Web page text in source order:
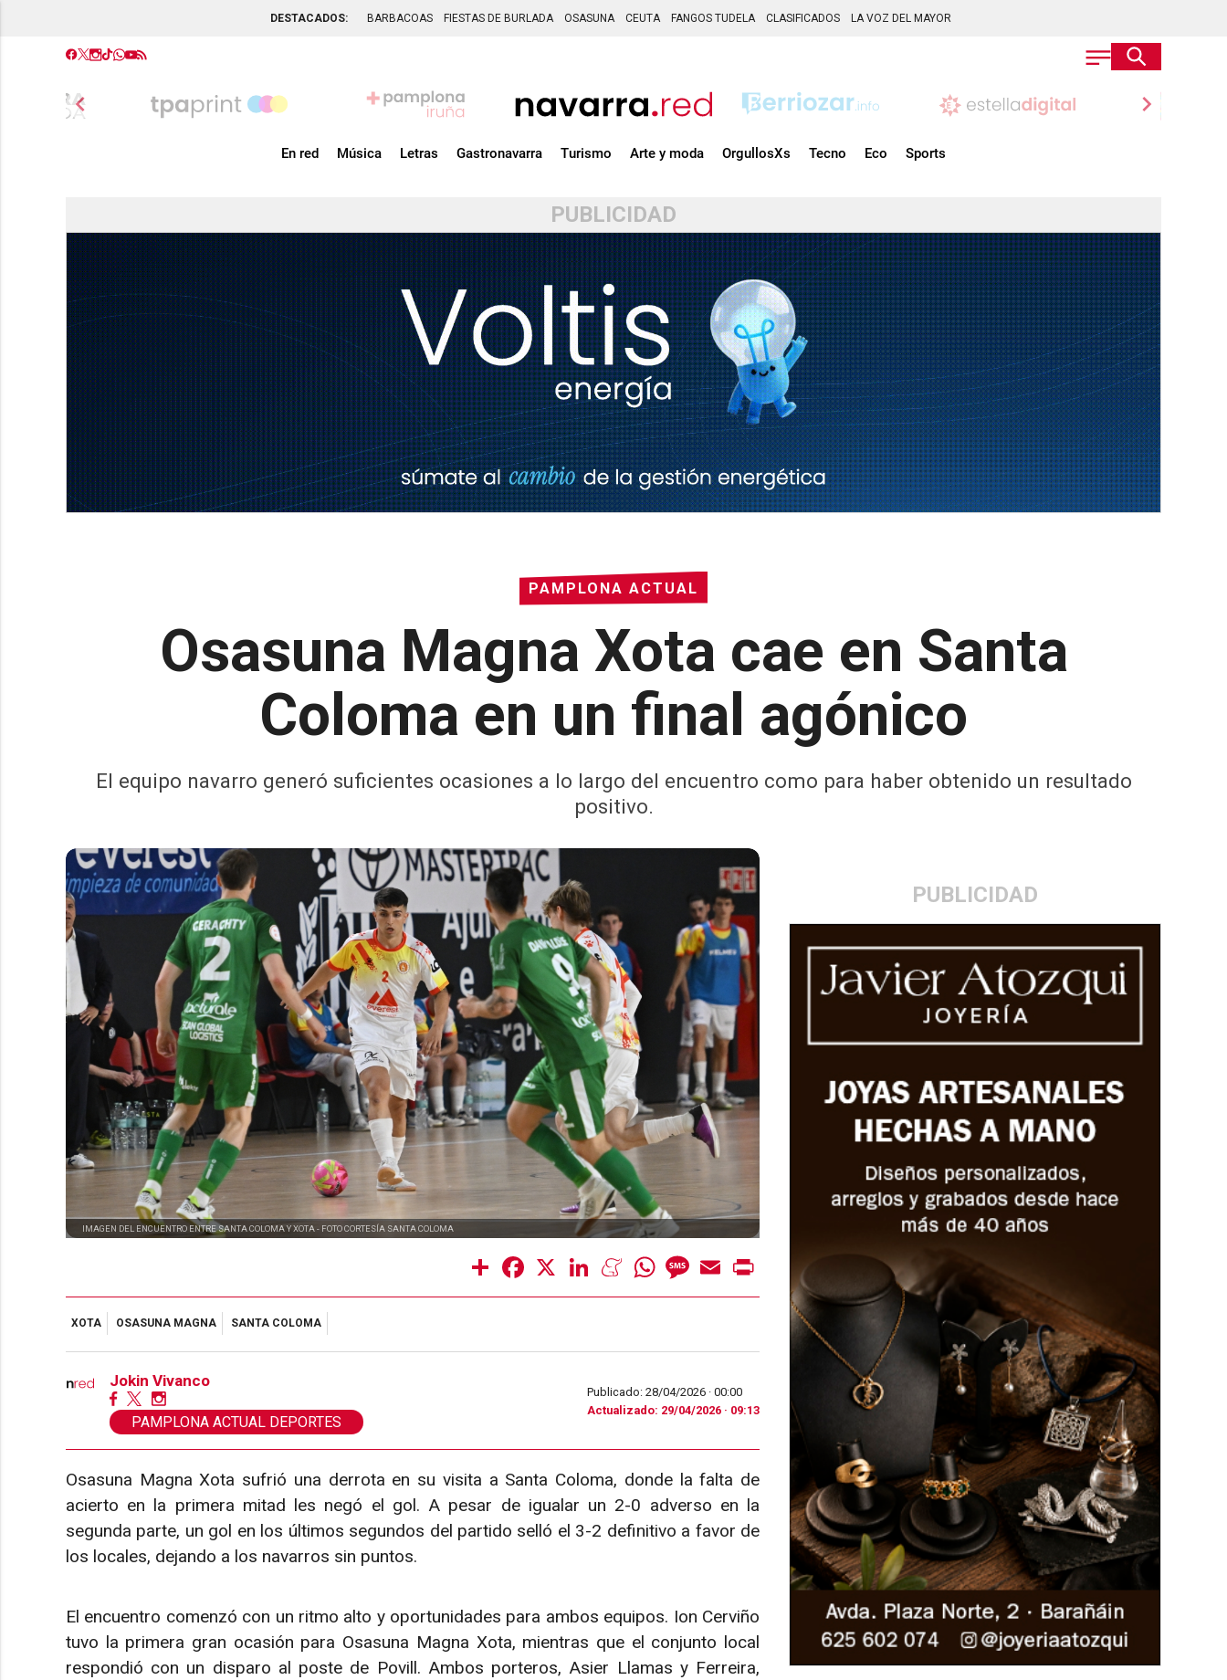
DESTACADOS: BARBACOAS FIESTAS DE BURLADA OSASUNA CEUTA FANGOS TUDELA CLASIFICADOS LA VOZ DEL MAYOR
chevron_left chevron_right
En red Música Letras Gastronavarra Turismo Arte y moda OrgullosXs Tecno Eco Sports
PUBLICIDAD
PAMPLONA ACTUAL
Osasuna Magna Xota cae en Santa
Coloma en un final agónico
El equipo navarro generó suficientes ocasiones a lo largo del encuentro como para haber obtenido un resultado
positivo.
PUBLICIDAD
IMAGEN DEL ENCUENTRO ENTRE SANTA COLOMA Y XOTA - FOTO CORTESÍA SANTA COLOMA
Share Facebook LinkedInMeneameWhatsAppMessage
Email
XOTA OSASUNA MAGNA SANTA COLOMA
Jokin Vivanco
PAMPLONA ACTUAL DEPORTES
Publicado: 28/04/2026 · 00:00
Actualizado: 29/04/2026 · 09:13
Osasuna Magna Xota sufrió una derrota en su visita a Santa Coloma, donde la falta de
acierto en la primera mitad les negó el gol. A pesar de igualar un 2-0 adverso en la
segunda parte, un gol en los últimos segundos del partido selló el 3-2 definitivo a favor de
los locales, dejando a los navarros sin puntos.
El encuentro comenzó con un ritmo alto y oportunidades para ambos equipos. Ion Cerviño
tuvo la primera gran ocasión para Osasuna Magna Xota, mientras que el conjunto local
respondió con un disparo al poste de Povill. Ambos porteros, Asier Llamas y Ferreira,